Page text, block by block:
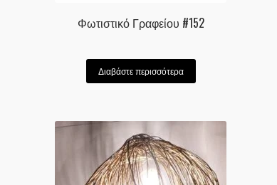
Φωτιστικό Γραφείου #152
Διαβάστε περισσότερα